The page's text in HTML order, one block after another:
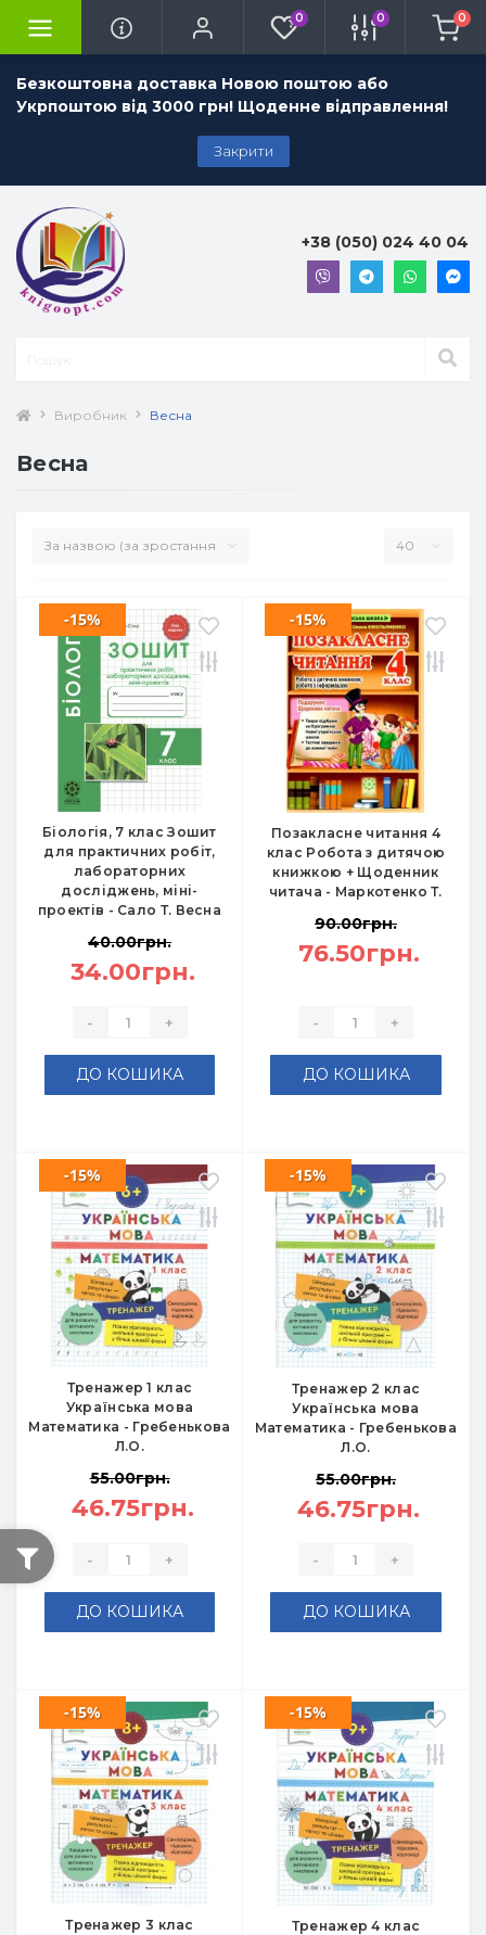
Безкоштовна доставка Новою поштою або
Укрпоштою від 3000 грн! Щоденне відправлення!
Закрити
0 0 0
+38 (050) 024 40 04
Виробник Весна
Весна
Біологія, 7 клас Зошит
для практичних робіт,
лабораторних
досліджень, міні-
проектів - Сало Т. Весна
-15%
40.00грн.
34.00грн.
- +
ДО КОШИКА
Позакласне читання 4
клас Робота з дитячою
книжкою + Щоденник
читача - Маркотенко Т.
-15%
90.00грн.
76.50грн.
- +
ДО КОШИКА
Тренажер 1 клас
Українська мова
Математика - Гребенькова
Л.О.
-15%
55.00грн.
46.75грн.
- +
ДО КОШИКА
Тренажер 2 клас
Українська мова
Математика - Гребенькова
Л.О.
-15%
55.00грн.
46.75грн.
- +
ДО КОШИКА
Тренажер 3 клас
-15%
Тренажер 4 клас
-15%